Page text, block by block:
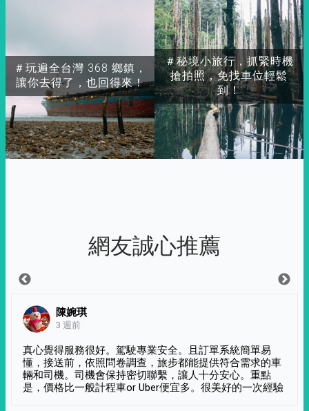
＃玩遍全台灣 368 鄉鎮，
讓你去得了，也回得來！
＃秘境小旅行，抓緊時機
搶拍照，免找車位輕鬆
到！
網友誠心推薦
陳婉琪
3 週前
真心覺得服務很好。駕駛專業安全。且訂單系統簡單易
懂，接送前，依照問卷調查，旅步都能提供符合需求的車
輛和司機。司機會保持密切聯繫，讓人十分安心。重點
是，價格比一般計程車or Uber便宜多。很美好的一次經驗